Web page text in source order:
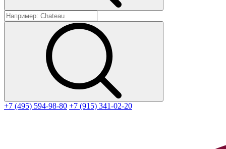
+7 (495) 594-98-80 +7 (915) 341-02-20